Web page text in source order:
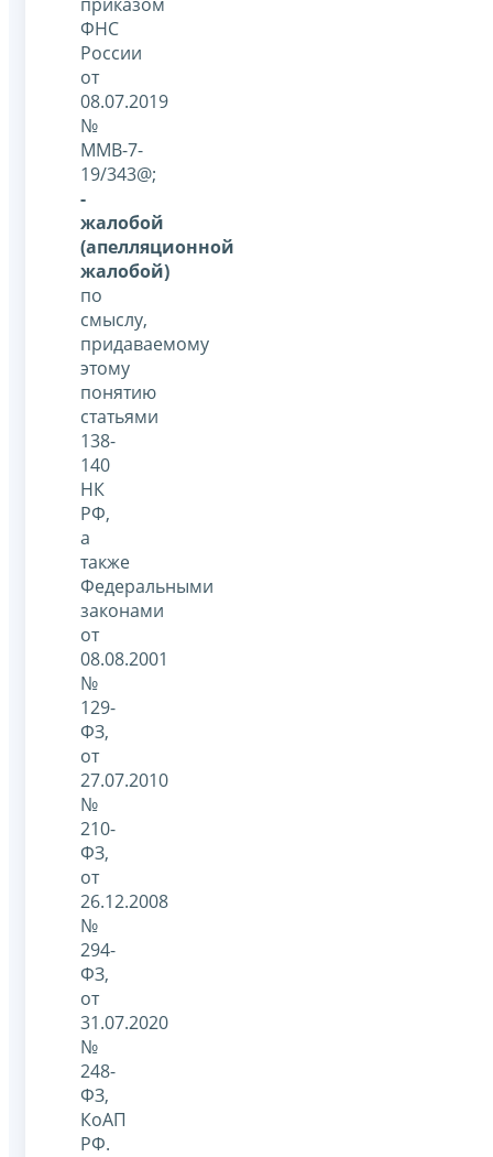
ФНС
России
от
08.07.2019
№
ММВ-7-
19/343@;
-
жалобой
(апелляционной
жалобой)
по
смыслу,
придаваемому
этому
понятию
статьями
138-
140
НК
РФ,
а
также
Федеральными
законами
от
08.08.2001
№
129-
ФЗ,
от
27.07.2010
№
210-
ФЗ,
от
26.12.2008
№
294-
ФЗ,
от
31.07.2020
№
248-
ФЗ,
КоАП
РФ.